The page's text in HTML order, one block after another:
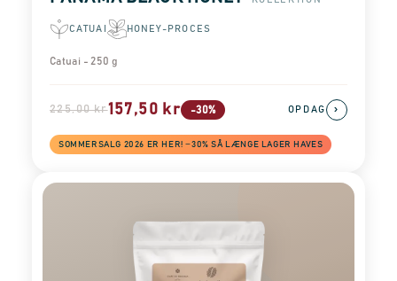
CATUAI HONEY-PROCES
Catuai - 250 g
225,00 kr157,50 kr -30%
SOMMERSALG 2026 ER HER! −30% SÅ LÆNGE LAGER HAVES
OPDAG ›